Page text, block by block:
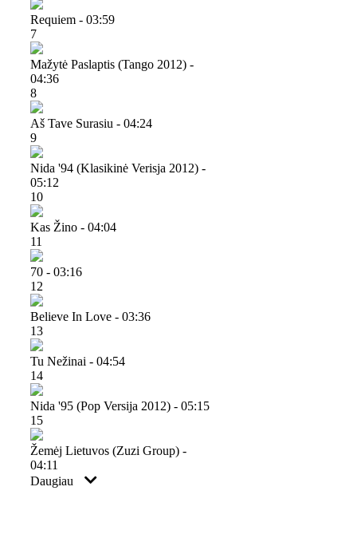
Requiem - 03:59
7
Mažytė Paslaptis (tango 2012) -
04:36
8
Aš Tave Surasiu - 04:24
9
Nida '94 (klasikinė Verisja 2012) -
05:12
10
Kas Žino - 04:04
11
70 - 03:16
12
Believe In Love - 03:36
13
Tu Nežinai - 04:54
14
Nida '95 (pop Versija 2012) - 05:15
15
Žemėj Lietuvos (zuzi Group) -
04:11
Daugiau